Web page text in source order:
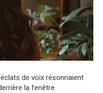
de voix résonnaient
la fenêtre.